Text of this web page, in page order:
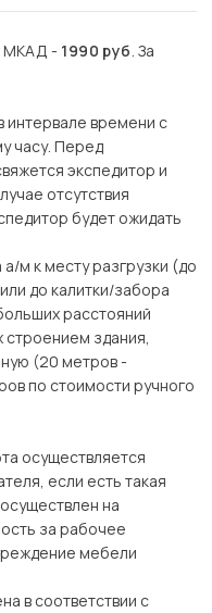
МКАД - 1990 руб. За
интервале времени с
часу. Перед
экспедитор и
отсутствия
будет ожидать
м к месту разгрузки (до
до калитки/забора
расстояний
здания,
(20 метров -
по стоимости ручного
осуществляется
если есть такая
на
за рабочее
мебели
в соответствии с